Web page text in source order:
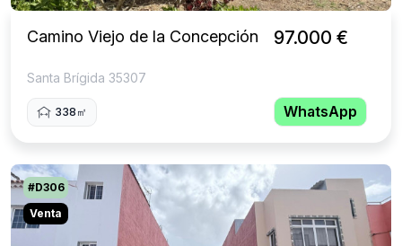
Camino Viejo de la Concepción
Santa Brígida 35307
338㎡
97.000 €
WhatsApp
#D306
Venta